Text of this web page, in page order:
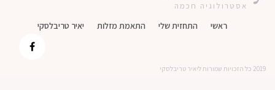
אסטרולוגיה חכמה
ראשי התחזית שלי התאמת מזלות יאיר טריבלסקי
2019 כל הזכויות שמורות ליאיר טריבלסקי